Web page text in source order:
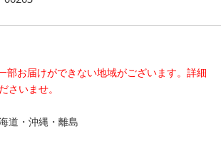
部お届けができない地域がございます。詳細
さいませ。
道・沖縄・離島